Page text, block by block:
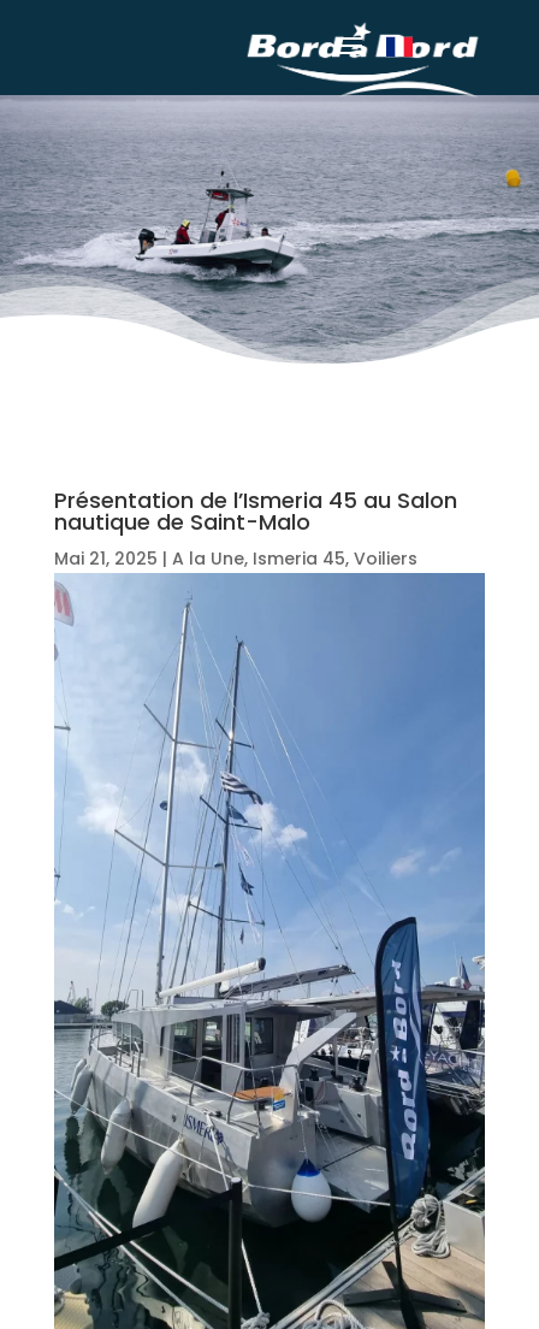
Présentation de l’Ismeria 45 au Salon
nautique de Saint-Malo
Mai 21, 2025 | A la Une, Ismeria 45, Voiliers